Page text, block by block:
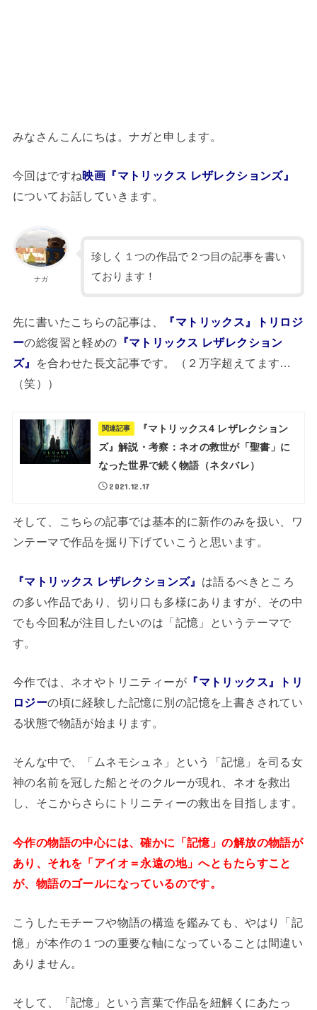
みなさんこんにちは。ナガと申します。
今回はですね映画『マトリックス レザレクションズ』
についてお話していきます。
ナガ
珍しく１つの作品で２つ目の記事を書い
ております！
先に書いたこちらの記事は、
『マトリックス』トリロジ
ーの総復習と軽めの 『マトリックス レザレクション
ズ』
を合わせた長文記事です。（２万字超えてます…
（笑））
関連記事
『マトリックス4 レザレクション
ズ』解説・考察：ネオの救世が「聖書」に
なった世界で続く物語（ネタバレ）
2021.12.17
そして、こちらの記事では基本的に新作のみを扱い、ワ
ンテーマで作品を掘り下げていこうと思います。
『マトリックス レザレクションズ』 は語るべきところ
の多い作品であり、切り口も多様にありますが、その中
でも今回私が注目したいのは「記憶」というテーマで
す。
今作では、ネオやトリニティーが 『マトリックス』トリ
ロジーの頃に経験した記憶に別の記憶を上書きされてい
る状態で物語が始まります。
そんな中で、「ムネモシュネ」という「記憶」を司る女
神の名前を冠した船とそのクルーが現れ、ネオを救出
し、そこからさらにトリニティーの救出を目指します。
今作の物語の中心には、確かに「記憶」の解放の物語が
あり、それを「アイオ＝永遠の地」へともたらすこと
が、物語のゴールになっているのです。
こうしたモチーフや物語の構造を鑑みても、やはり「記
憶」が本作の１つの重要な軸になっていることは間違い
ありません。
そして、「記憶」という言葉で作品を紐解くにあたっ